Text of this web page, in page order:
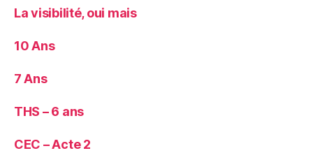
La visibilité, oui mais
10 Ans
7 Ans
THS – 6 ans
CEC – Acte 2